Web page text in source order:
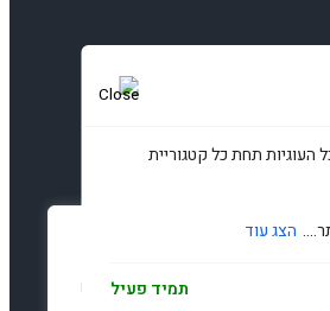
את האתר, להציג תוכן מותאם ולנתח
העוגיות תחת כל קטגוריית
הצג עוד
תמיד פעיל